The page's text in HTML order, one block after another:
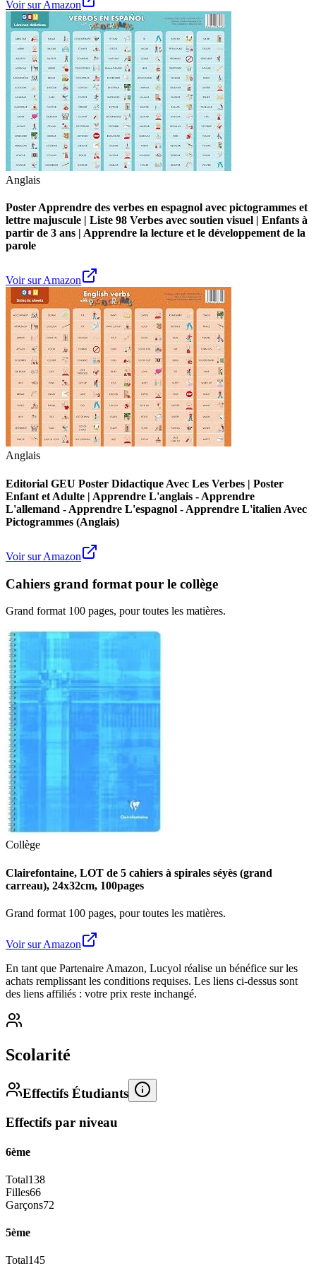
Voir sur Amazon
Anglais
Poster Apprendre des verbes en espagnol avec pictogrammes et
lettre majuscule | Liste 98 Verbes avec soutien visuel | Enfants à
partir de 3 ans | Apprendre la lecture et le développement de la
parole
Voir sur Amazon
Anglais
Editorial GEU Poster Didactique Avec Les Verbes | Poster
Enfant et Adulte | Apprendre L'anglais - Apprendre
L'allemand - Apprendre L'espagnol - Apprendre L'italien Avec
Pictogrammes (Anglais)
Voir sur Amazon
Cahiers grand format pour le collège
Grand format 100 pages, pour toutes les matières.
Collège
Clairefontaine, LOT de 5 cahiers à spirales séyès (grand
carreau), 24x32cm, 100pages
Grand format 100 pages, pour toutes les matières.
Voir sur Amazon
En tant que Partenaire Amazon, Lucyol réalise un bénéfice sur les
achats remplissant les conditions requises. Les liens ci-dessus sont
des liens affiliés : votre prix reste inchangé.
Scolarité
Effectifs Étudiants
Effectifs par niveau
6ème
Total138
Filles66
Garçons72
5ème
Total145